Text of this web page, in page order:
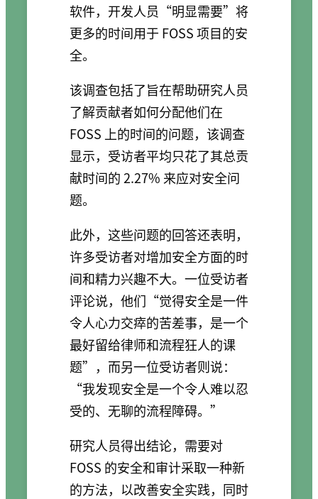
软件，开发人员“明显需要”将
更多的时间用于 FOSS 项目的安
全。
该调查包括了旨在帮助研究人员
了解贡献者如何分配他们在
FOSS 上的时间的问题，该调查
显示，受访者平均只花了其总贡
献时间的 2.27% 来应对安全问
题。
此外，这些问题的回答还表明，
许多受访者对增加安全方面的时
间和精力兴趣不大。一位受访者
评论说，他们“觉得安全是一件
令人心力交瘁的苦差事，是一个
最好留给律师和流程狂人的课
题”，而另一位受访者则说：
“我发现安全是一个令人难以忍
受的、无聊的流程障碍。”
研究人员得出结论，需要对
FOSS 的安全和审计采取一种新
的方法，以改善安全实践，同时